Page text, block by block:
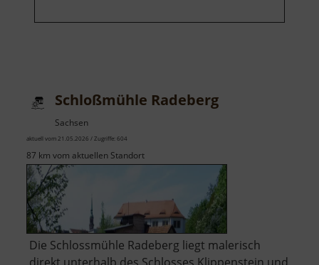
Schloßmühle Radeberg
Sachsen
aktuell vom 21.05.2026 / Zugriffe: 604
87 km vom aktuellen Standort
Die Schlossmühle Radeberg liegt malerisch